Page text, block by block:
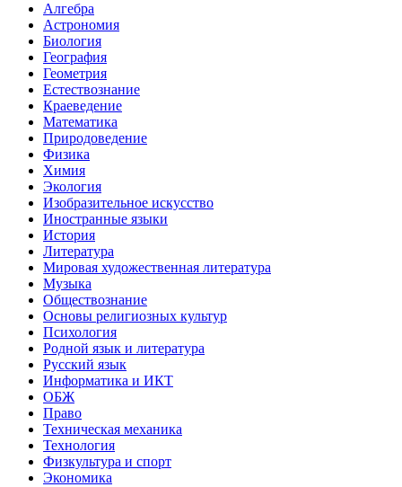
Алгебра
Астрономия
Биология
География
Геометрия
Естествознание
Краеведение
Математика
Природоведение
Физика
Химия
Экология
Изобразительное искусство
Иностранные языки
История
Литература
Мировая художественная литература
Музыка
Обществознание
Основы религиозных культур
Психология
Родной язык и литература
Русский язык
Информатика и ИКТ
ОБЖ
Право
Техническая механика
Технология
Физкультура и спорт
Экономика